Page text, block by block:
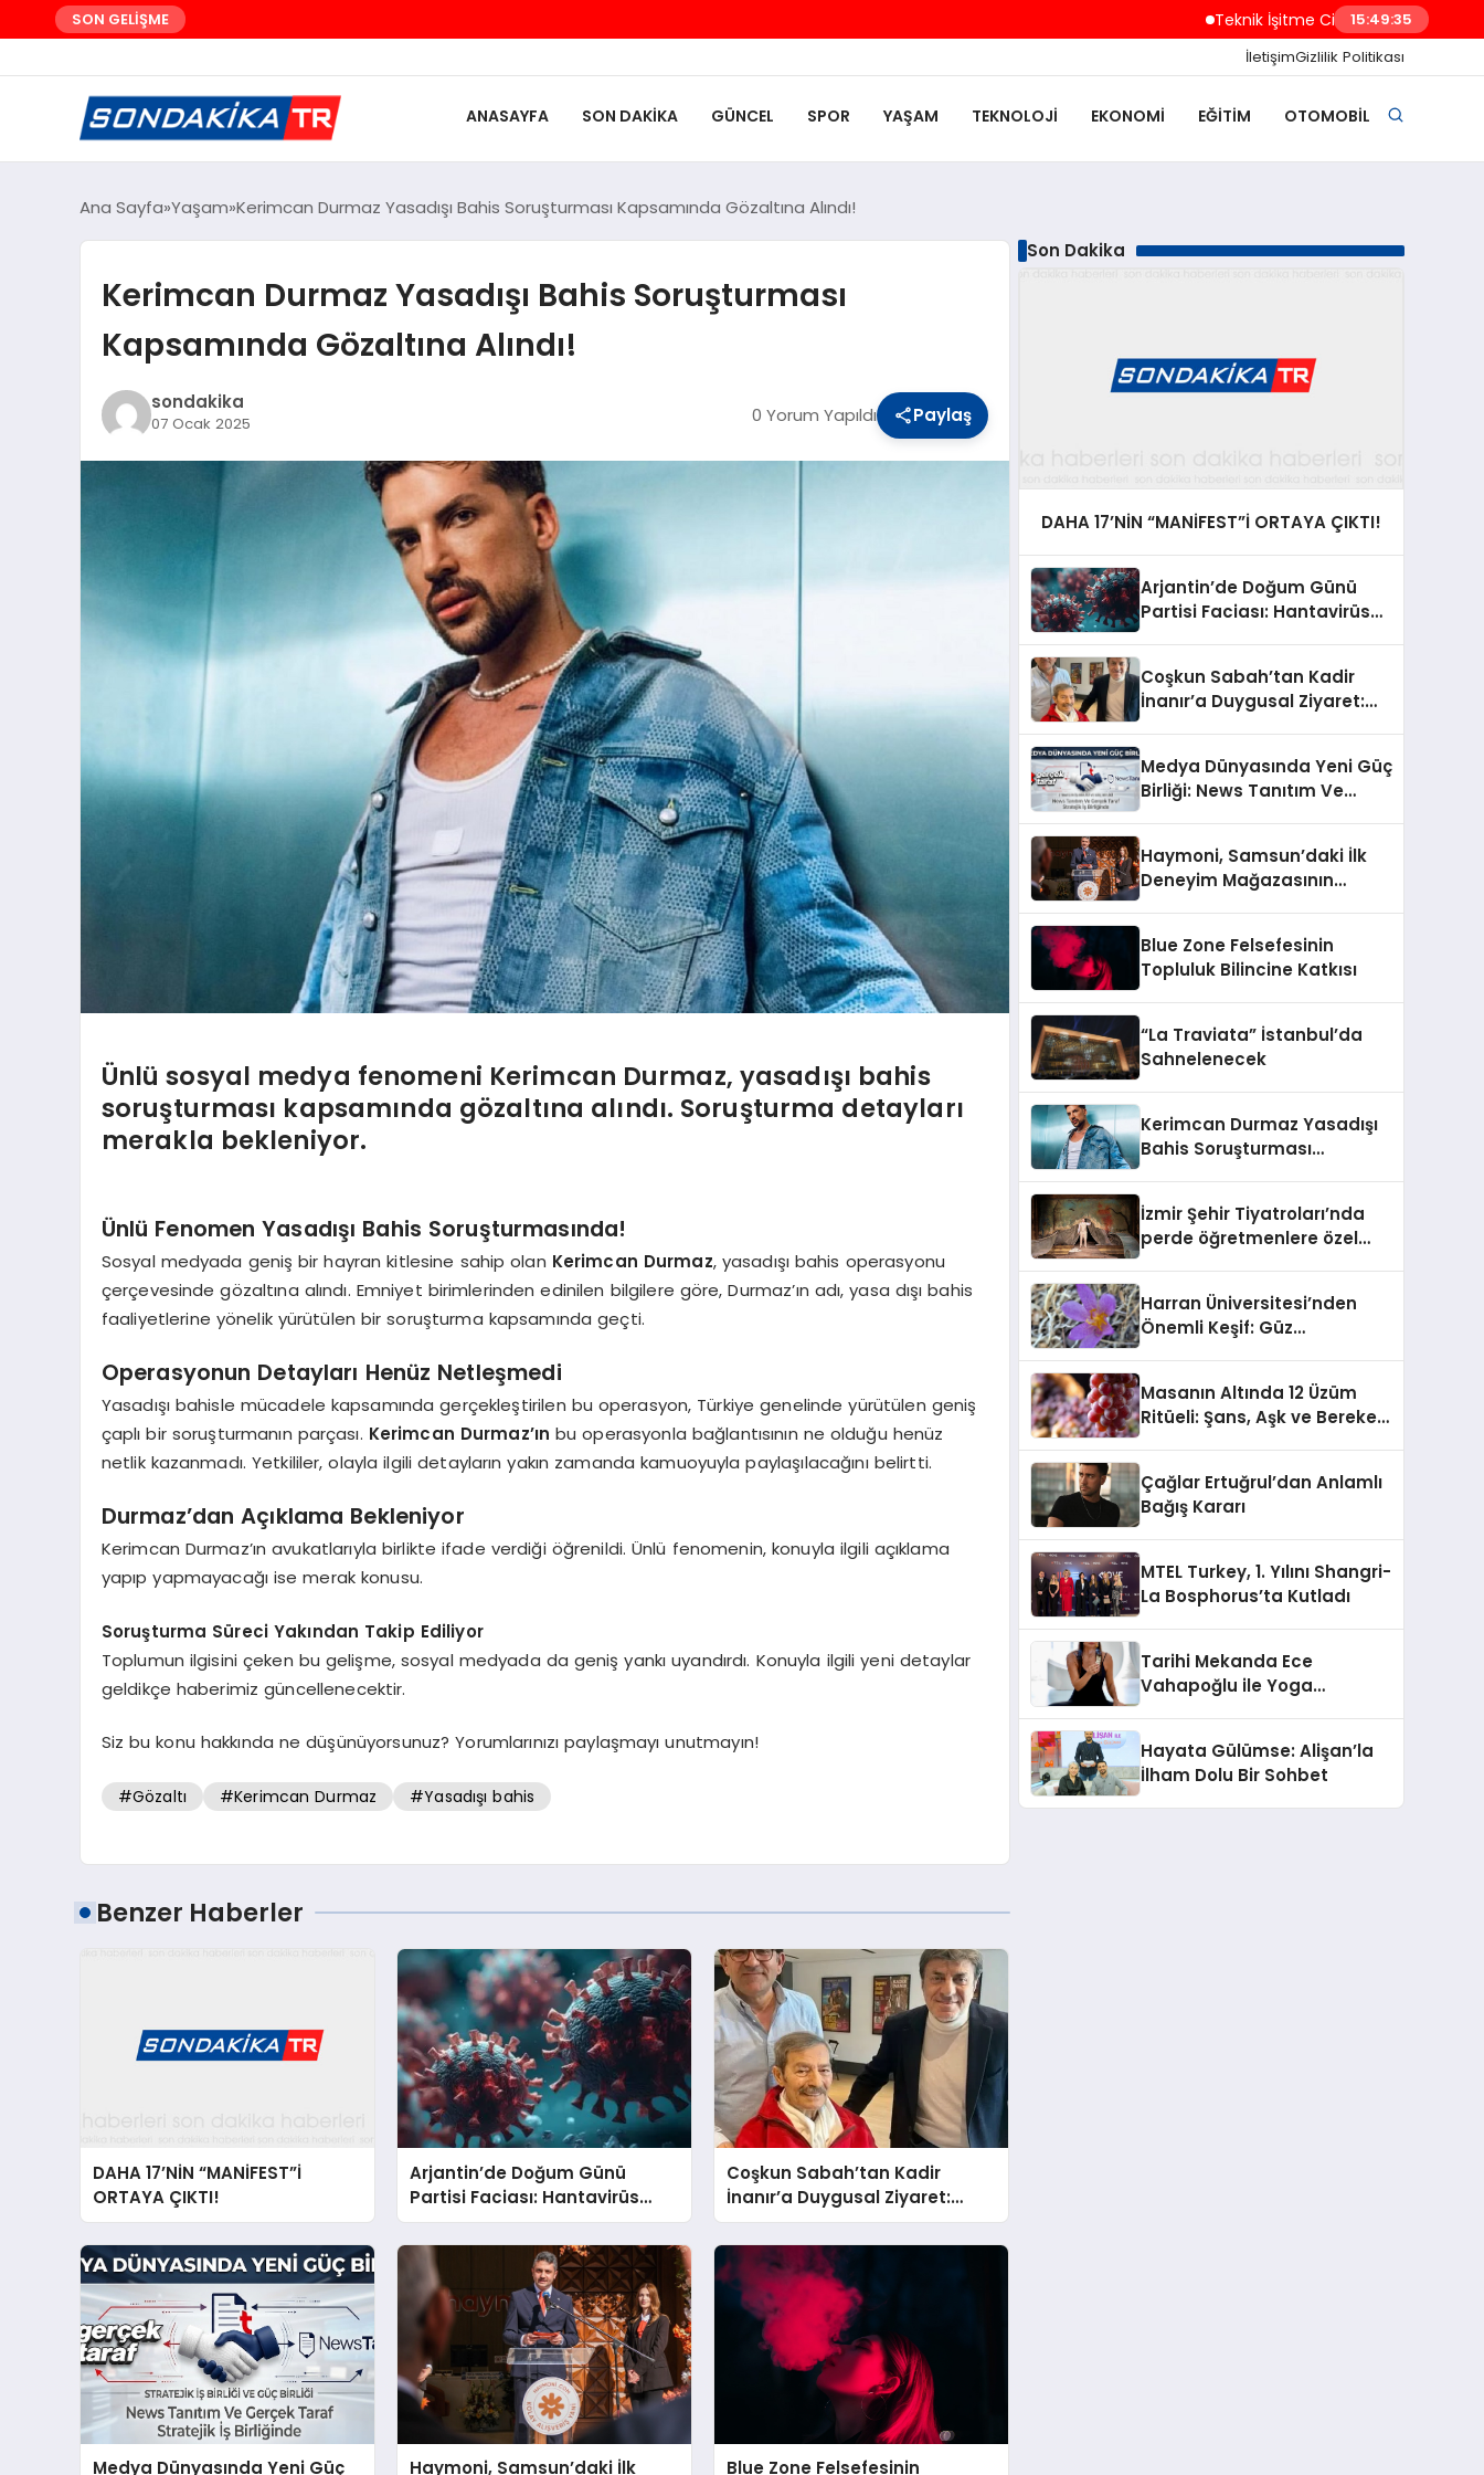
SON GELİŞME Teknik İşitme Cihazları Malatya’da
15:49:36
İletişimGizlilik Politikası
ANASAYFA SON DAKIKA GÜNCEL SPOR YAŞAM TEKNOLOJI EKONOMI EĞITIM OTOMOBIL
Ana Sayfa Yaşam Kerimcan Durmaz Yasadışı Bahis Soruşturması Kapsamında Gözaltına Alındı!
Kerimcan Durmaz Yasadışı Bahis Soruşturması
Kapsamında Gözaltına Alındı!
sondakika
07 Ocak 2025 0 Yorum Yapıldı Paylaş
Ünlü sosyal medya fenomeni Kerimcan Durmaz, yasadışı bahis
soruşturması kapsamında gözaltına alındı. Soruşturma detayları
merakla bekleniyor.
Ünlü Fenomen Yasadışı Bahis Soruşturmasında!
Sosyal medyada geniş bir hayran kitlesine sahip olan Kerimcan Durmaz, yasadışı bahis operasyonu
çerçevesinde gözaltına alındı. Emniyet birimlerinden edinilen bilgilere göre, Durmaz’ın adı, yasa dışı bahis
faaliyetlerine yönelik yürütülen bir soruşturma kapsamında geçti.
Operasyonun Detayları Henüz Netleşmedi
Yasadışı bahisle mücadele kapsamında gerçekleştirilen bu operasyon, Türkiye genelinde yürütülen geniş
çaplı bir soruşturmanın parçası. Kerimcan Durmaz’ın bu operasyonla bağlantısının ne olduğu henüz
netlik kazanmadı. Yetkililer, olayla ilgili detayların yakın zamanda kamuoyuyla paylaşılacağını belirtti.
Durmaz’dan Açıklama Bekleniyor
Kerimcan Durmaz’ın avukatlarıyla birlikte ifade verdiği öğrenildi. Ünlü fenomenin, konuyla ilgili açıklama
yapıp yapmayacağı ise merak konusu.
Soruşturma Süreci Yakından Takip Ediliyor
Toplumun ilgisini çeken bu gelişme, sosyal medyada da geniş yankı uyandırdı. Konuyla ilgili yeni detaylar
geldikçe haberimiz güncellenecektir.
Siz bu konu hakkında ne düşünüyorsunuz? Yorumlarınızı paylaşmayı unutmayın!
#Gözaltı #Kerimcan Durmaz #Yasadışı bahis
Benzer Haberler
DAHA 17’NİN “MANİFEST”İ
ORTAYA ÇIKTI!
Arjantin’de Doğum Günü
Partisi Faciası: Hantavirüs
Salgını Nasıl Başladı?
Coşkun Sabah’tan Kadir
İnanır’a Duygusal Ziyaret:
“Gözlerinin İçi Güldü”
Medya Dünyasında Yeni Güç Haymoni, Samsun’daki İlk Blue Zone Felsefesinin
Son Dakika
DAHA 17’NİN “MANİFEST”İ ORTAYA ÇIKTI!
Arjantin’de Doğum Günü
Partisi Faciası: Hantavirüs
Coşkun Sabah’tan Kadir
İnanır’a Duygusal Ziyaret:
Medya Dünyasında Yeni Güç
Birliği: News Tanıtım Ve
Haymoni, Samsun’daki İlk
Deneyim Mağazasının
Blue Zone Felsefesinin
Topluluk Bilincine Katkısı
“La Traviata” İstanbul’da
Sahnelenecek
Kerimcan Durmaz Yasadışı
Bahis Soruşturması
İzmir Şehir Tiyatroları’nda
perde öğretmenlere özel
Harran Üniversitesi’nden
Önemli Keşif: Güz
Masanın Altında 12 Üzüm
Ritüeli: Şans, Aşk ve Bereket
Çağlar Ertuğrul’dan Anlamlı
Bağış Kararı
MTEL Turkey, 1. Yılını Shangri-
La Bosphorus’ta Kutladı
Tarihi Mekanda Ece
Vahapoğlu ile Yoga
Hayata Gülümse: Alişan’la
İlham Dolu Bir Sohbet